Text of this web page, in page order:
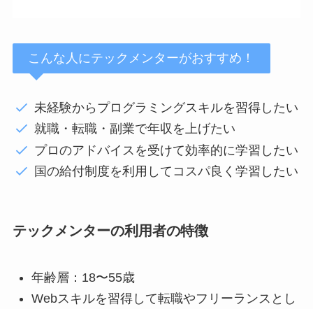
こんな人にテックメンターがおすすめ！
未経験からプログラミングスキルを習得したい
就職・転職・副業で年収を上げたい
プロのアドバイスを受けて効率的に学習したい
国の給付制度を利用してコスパ良く学習したい
テックメンターの利用者の特徴
年齢層：18〜55歳
Webスキルを習得して転職やフリーランスとし